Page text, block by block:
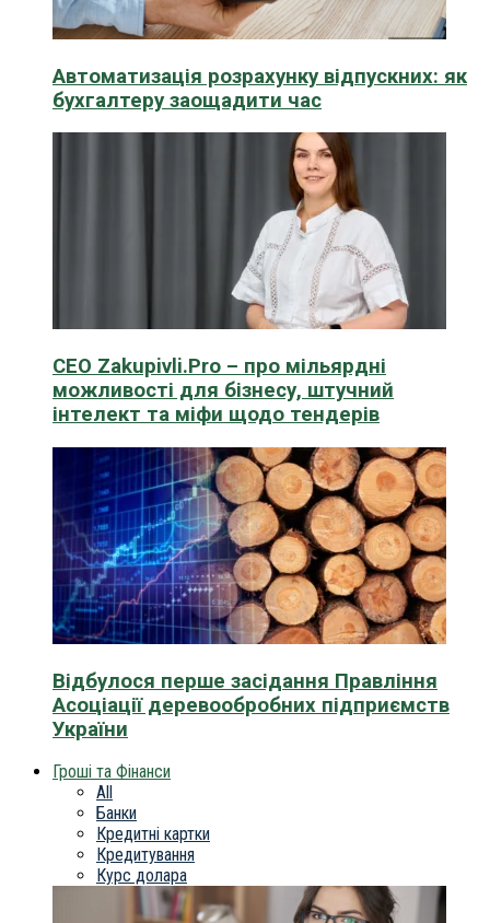
Автоматизація розрахунку відпускних: як
бухгалтеру заощадити час
CEO Zakupivli.Pro – про мільярдні
можливості для бізнесу, штучний
інтелект та міфи щодо тендерів
Відбулося перше засідання Правління
Асоціації деревообробних підприємств
України
Гроші та Фінанси
All
Банки
Кредитні картки
Кредитування
Курс долара